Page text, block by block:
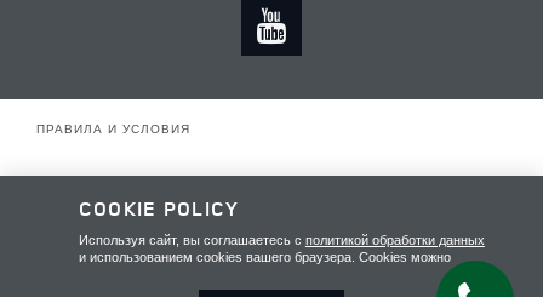
ПРАВИЛА И УСЛОВИЯ
ПОЛИТИКА КОНФИДЕНЦИАЛЬНОСТИ
COOKIE POLICY
Используя сайт, вы соглашаетесь с политикой обработки данных
и использованием cookies вашего браузера. Cookies можно
обеспечения оптимальной работы и улучшения